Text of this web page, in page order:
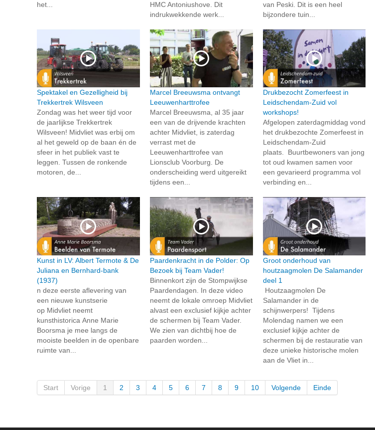
het...
HMC Antoniushove. Dit
indrukwekkende werk...
van Peski. Dit is een heel
bijzondere tuin...
Spektakel en Gezelligheid bij
Trekkertrek Wilsveen
Zondag was het weer tijd voor
de jaarlijkse Trekkertrek
Wilsveen! Midvliet was erbij om
al het geweld op de baan én de
sfeer in het publiek vast te
leggen. Tussen de ronkende
motoren, de...
Marcel Breeuwsma ontvangt
Leeuwenharttrofee
Marcel Breeuwsma, al 35 jaar
een van de drijvende krachten
achter Midvliet, is zaterdag
verrast met de
Leeuwenharttrofee van
Lionsclub Voorburg. De
onderscheiding werd uitgereikt
tijdens een...
Drukbezocht Zomerfeest in
Leidschendam-Zuid vol
workshops!
Afgelopen zaterdagmiddag vond
het drukbezochte Zomerfeest in
Leidschendam-Zuid
plaats. Buurtbewoners van jong
tot oud kwamen samen voor
een gevarieerd programma vol
verbinding en...
Kunst in LV: Albert Termote & De
Juliana en Bernhard-bank
(1937)
n deze eerste aflevering van
een nieuwe kunstserie
op Midvliet neemt
kunsthistorica Anne Marie
Boorsma je mee langs de
mooiste beelden in de openbare
ruimte van...
Paardenkracht in de Polder: Op
Bezoek bij Team Vader!
Binnenkort zijn de Stompwijkse
Paardendagen. In deze video
neemt de lokale omroep Midvliet
alvast een exclusief kijkje achter
de schermen bij Team Vader.
We zien van dichtbij hoe de
paarden worden...
Groot onderhoud van
houtzaagmolen De Salamander
deel 1
Houtzaagmolen De
Salamander in de
schijnwerpers! Tijdens
Molendag namen we een
exclusief kijkje achter de
schermen bij de restauratie van
deze unieke historische molen
aan de Vliet in...
Start Vorige 1 2 3 4 5 6 7 8 9 10 Volgende Einde